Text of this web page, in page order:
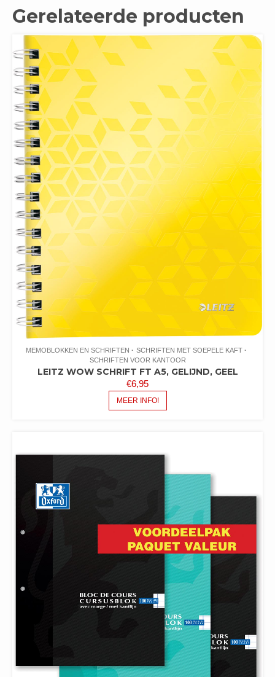
Gerelateerde producten
MEMOBLOKKEN EN SCHRIFTEN
SCHRIFTEN MET SOEPELE KAFT
SCHRIFTEN VOOR KANTOOR
LEITZ WOW SCHRIFT FT A5, GELIJND, GEEL
€6,95
MEER INFO!